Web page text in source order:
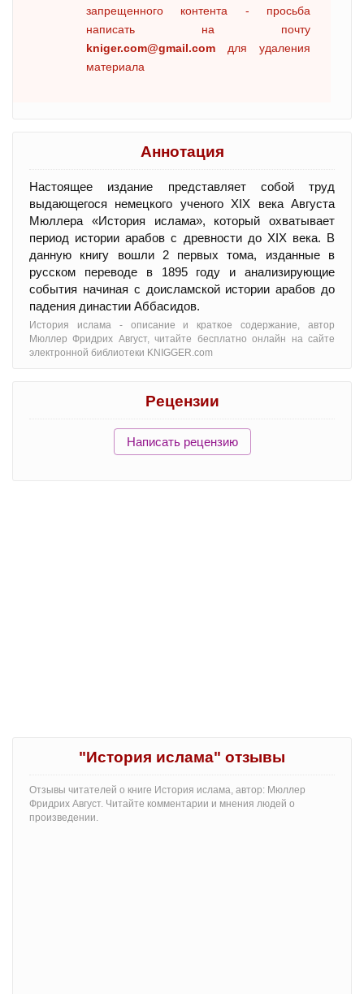
запрещенного контента - просьба
написать на почту
kniger.com@gmail.com для удаления
материала
Аннотация
Настоящее издание представляет собой труд
выдающегося немецкого ученого XIX века Августа
Мюллера «История ислама», который охватывает
период истории арабов с древности до XIX века. В
данную книгу вошли 2 первых тома, изданные в
русском переводе в 1895 году и анализирующие
события начиная с доисламской истории арабов до
падения династии Аббасидов.
История ислама - oписание и краткое содержание, автор
Мюллер Фридрих Август, читайте бесплатно онлайн на сайте
электронной библиотеки KNIGGER.com
Рецензии
Написать рецензию
"История ислама" отзывы
Отзывы читателей о книге История ислама, автор: Мюллер
Фридрих Август. Читайте комментарии и мнения людей о
произведении.